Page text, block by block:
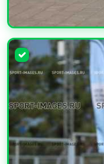
УВЕЛИЧИТЬ